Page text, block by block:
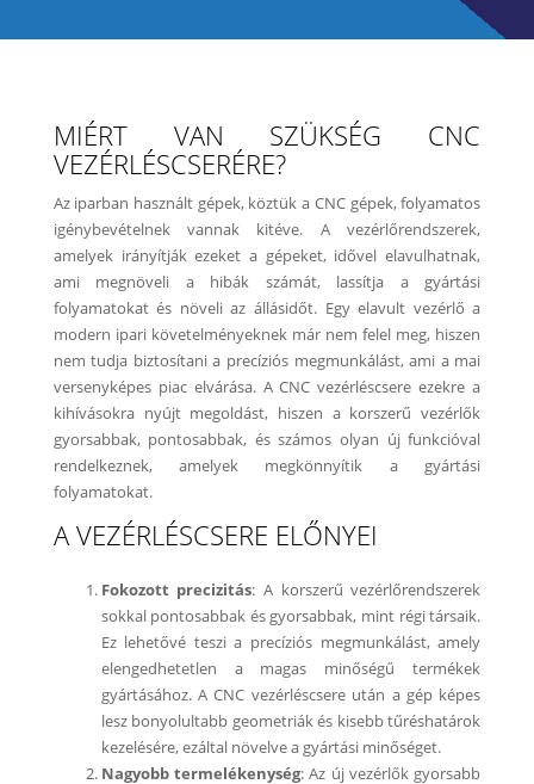
MIÉRT VAN SZÜKSÉG CNC
VEZÉRLÉSCSERÉRE?
Az iparban használt gépek, köztük a CNC gépek, folyamatos
igénybevételnek vannak kitéve. A vezérlőrendszerek,
amelyek irányítják ezeket a gépeket, idővel elavulhatnak,
ami megnöveli a hibák számát, lassítja a gyártási
folyamatokat és növeli az állásidőt. Egy elavult vezérlő a
modern ipari követelményeknek már nem felel meg, hiszen
nem tudja biztosítani a precíziós megmunkálást, ami a mai
versenyképes piac elvárása. A CNC vezérléscsere ezekre a
kihívásokra nyújt megoldást, hiszen a korszerű vezérlők
gyorsabbak, pontosabbak, és számos olyan új funkcióval
rendelkeznek, amelyek megkönnyítik a gyártási
folyamatokat.
A VEZÉRLÉSCSERE ELŐNYEI
Fokozott precizitás: A korszerű vezérlőrendszerek
sokkal pontosabbak és gyorsabbak, mint régi társaik.
Ez lehetővé teszi a precíziós megmunkálást, amely
elengedhetetlen a magas minőségű termékek
gyártásához. A CNC vezérléscsere után a gép képes
lesz bonyolultabb geometriák és kisebb tűréshatárok
kezelésére, ezáltal növelve a gyártási minőséget.
Nagyobb termelékenység: Az új vezérlők gyorsabb